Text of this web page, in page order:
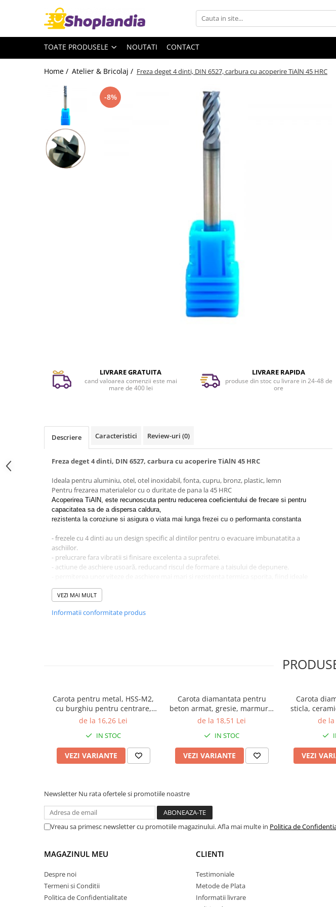
Toate Produsele
Unelte si scule
Cutite si placute amovibile
Vopsele si pigmenti
Solutii suprafete
Casa si exterior
Detergenti universali
Intretinere suprafete
Solutii curatat podele
TOATE PRODUSELE NOUTATI CONTACT
Home / Atelier & Bricolaj / Freza deget 4 dinti, DIN 6527, carbura cu acoperire TiAlN 45 HRC
-8%
LIVRARE GRATUITA
cand valoarea comenzii este mai
mare de 400 lei
LIVRARE RAPIDA
produse din stoc cu livrare in 24-48 de
ore
Descriere Caracteristici Review-uri (0)
Freza deget 4 dinti, DIN 6527, carbura cu acoperire TiAlN 45 HRC
Ideala pentru aluminiu, otel, otel inoxidabil, fonta, cupru, bronz, plastic, lemn
Pentru frezarea materialelor cu o duritate de pana la 45 HRC
Acoperirea TiAlN, este recunoscuta pentru reducerea coeficientului de frecare si pentru
capacitatea sa de a dispersa caldura,
rezistenta la coroziune si asigura o viata mai lunga frezei cu o performanta constanta
- frezele cu 4 dinti au un design specific al dintilor pentru o evacuare imbunatatita a
aschiilor.
- prelucrare fara vibratii si finisare excelenta a suprafetei.
- actiune de aschiere usoară, reducand riscul de formare a taisului de depunere.
pentru prelucrare uscata cat si umeda
- performanta inalta si finisare de calitate a suprafetei de lucru.
VEZI MAI MULT
Informatii conformitate produs
Carota pentru metal, HSS-M2,
cu burghiu pentru centrare,
Gher
de la 16,26 Lei
IN STOC
VEZI VARIANTE
Carota diamantata pentru
beton armat, gresie, marmura,
granit, Gher
de la 18,51 Lei
IN STOC
VEZI VARIANTE
Carota
sticla,
cu prindere
de la
VEZI
Newsletter Nu rata ofertele si promotiile noastre
Vreau sa primesc newsletter cu promotiile magazinului. Afla mai multe in Politica de
MAGAZINUL MEU
Despre noi
Termeni si Conditii
Politica de Confidentialitate
CLIENTI
Testimoniale
Metode de Plata
Informatii livrare